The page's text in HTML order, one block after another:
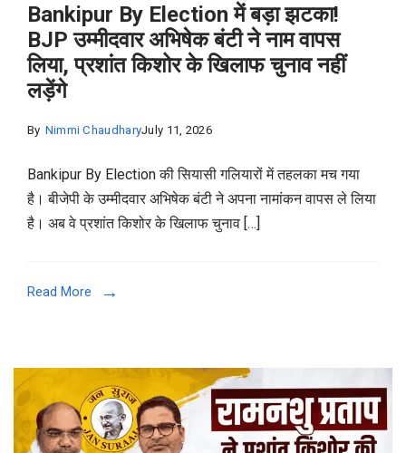
Bankipur By Election में बड़ा झटका!
BJP उम्मीदवार अभिषेक बंटी ने नाम वापस
लिया, प्रशांत किशोर के खिलाफ चुनाव नहीं
लड़ेंगे
By Nimmi ChaudharyJuly 11, 2026
Bankipur By Election की सियासी गलियारों में तहलका मच गया
है। बीजेपी के उम्मीदवार अभिषेक बंटी ने अपना नामांकन वापस ले लिया
है। अब वे प्रशांत किशोर के खिलाफ चुनाव […]
Read More